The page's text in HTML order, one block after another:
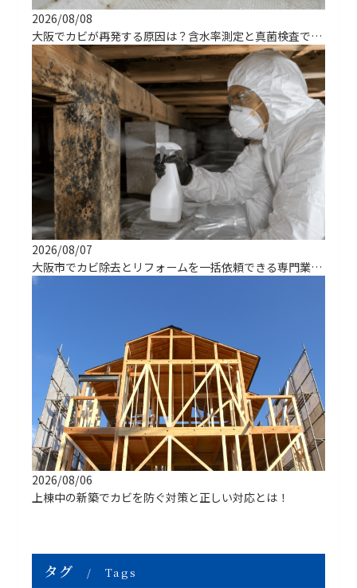
2026/08/08
大阪でカビが再発する原因は？含水率測定と真菌検査で根治する
2026/08/07
大阪市でカビ除去とリフォームを一括依頼できる専門業者の選び方
2026/08/06
上棟中の新築でカビを防ぐ対策と正しい対応とは！
タグ Tags